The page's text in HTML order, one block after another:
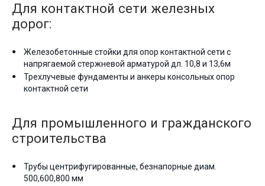
Для контактной сети железных
дорог:
Железобетонные стойки для опор контактной сети с
напрягаемой стержневой арматурой дл. 10,8 и 13,6м
Трехлучевые фундаменты и анкеры консольных опор
контактной сети
Для промышленного и гражданского
строительства
Трубы центрифугированные, безнапорные диам.
500,600,800 мм